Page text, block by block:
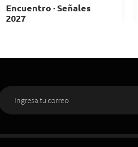
Encuentro · Señales
2027